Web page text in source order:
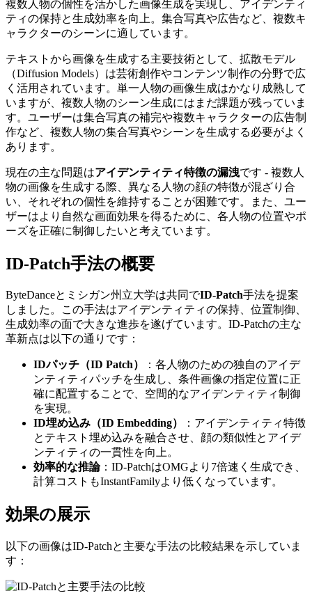
複数人物の個性を活かした画像生成を実現し、アイデンティ
ティの保持と生成効率を向上。集合写真や広告など、複数キ
ャラクターのシーンに適しています。
テキストから画像を生成する主要技術として、拡散モデル
（Diffusion Models）は芸術創作やコンテンツ制作の分野で広
く活用されています。単一人物の画像生成はかなり成熟して
いますが、複数人物のシーン生成にはまだ課題が残っていま
す。ユーザーは集合写真の補完や複数キャラクターの広告制
作など、複数人物の集合写真やシーンを生成する必要がよく
あります。
現在の主な問題はアイデンティティ特徴の漏洩です - 複数人
物の画像を生成する際、異なる人物の顔の特徴が混ざり合
い、それぞれの個性を維持することが困難です。また、ユー
ザーはより自然な画面効果を得るために、各人物の位置やポ
ーズを正確に制御したいと考えています。
ID-Patch手法の概要
ByteDanceとミシガン州立大学は共同でID-Patch手法を提案
しました。この手法はアイデンティティの保持、位置制御、
生成効率の面で大きな進歩を遂げています。ID-Patchの主な
革新点は以下の通りです：
IDパッチ（ID Patch）
：各人物のための独自のアイデ
ンティティパッチを生成し、条件画像の指定位置に正
確に配置することで、空間的なアイデンティティ制御
を実現。
ID埋め込み（ID Embedding）
：アイデンティティ特徴
とテキスト埋め込みを融合させ、顔の類似性とアイデ
ンティティの一貫性を向上。
効率的な推論：ID-PatchはOMGより7倍速く生成でき、
計算コストもInstantFamilyより低くなっています。
効果の展示
以下の画像はID-Patchと主要な手法の比較結果を示していま
す：